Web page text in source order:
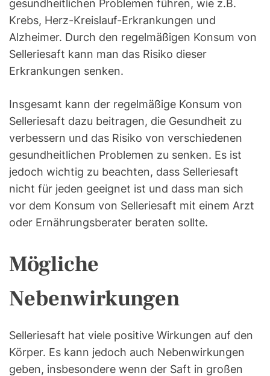
gesundheitlichen Problemen führen, wie z.B.
Krebs, Herz-Kreislauf-Erkrankungen und
Alzheimer. Durch den regelmäßigen Konsum von
Selleriesaft kann man das Risiko dieser
Erkrankungen senken.
Insgesamt kann der regelmäßige Konsum von
Selleriesaft dazu beitragen, die Gesundheit zu
verbessern und das Risiko von verschiedenen
gesundheitlichen Problemen zu senken. Es ist
jedoch wichtig zu beachten, dass Selleriesaft
nicht für jeden geeignet ist und dass man sich
vor dem Konsum von Selleriesaft mit einem Arzt
oder Ernährungsberater beraten sollte.
Mögliche
Nebenwirkungen
Selleriesaft hat viele positive Wirkungen auf den
Körper. Es kann jedoch auch Nebenwirkungen
geben, insbesondere wenn der Saft in großen